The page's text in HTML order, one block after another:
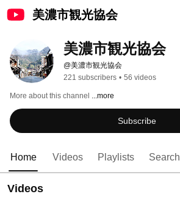
美濃市観光協会
美濃市観光協会
@美濃市観光協会
221 subscribers • 56 videos
More about this channel ...more
Subscribe
Home Videos Playlists Search
Videos